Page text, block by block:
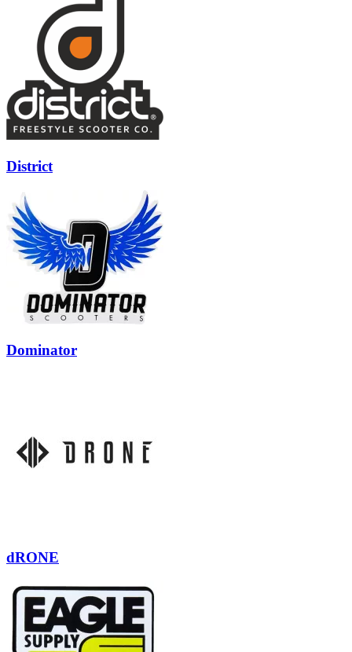
District
Dominator
dRONE